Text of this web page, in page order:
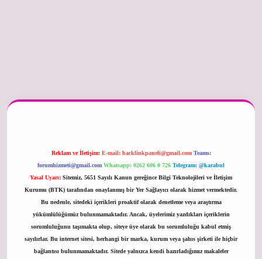
Reklam ve İletişim: E-mail: backlinkpaneli@gmail.com Teams:
forumhizmeti@gmail.com Whatsapp: 0262 606 0 726 Telegram: @karabul
Yasal Uyarı: Sitemiz, 5651 Sayılı Kanun gereğince Bilgi Teknolojileri ve İletişim
Kurumu (BTK) tarafından onaylanmış bir Yer Sağlayıcı olarak hizmet vermektedir.
Bu nedenle, sitedeki içerikleri proaktif olarak denetleme veya araştırma
yükümlülüğümüz bulunmamaktadır. Ancak, üyelerimiz yazdıkları içeriklerin
sorumluluğunu taşımakta olup, siteye üye olarak bu sorumluluğu kabul etmiş
sayılırlar. Bu internet sitesi, herhangi bir marka, kurum veya şahıs şirketi ile hiçbir
bağlantısı bulunmamaktadır. Sitede yalnızca kendi hazırladığımız makaleler